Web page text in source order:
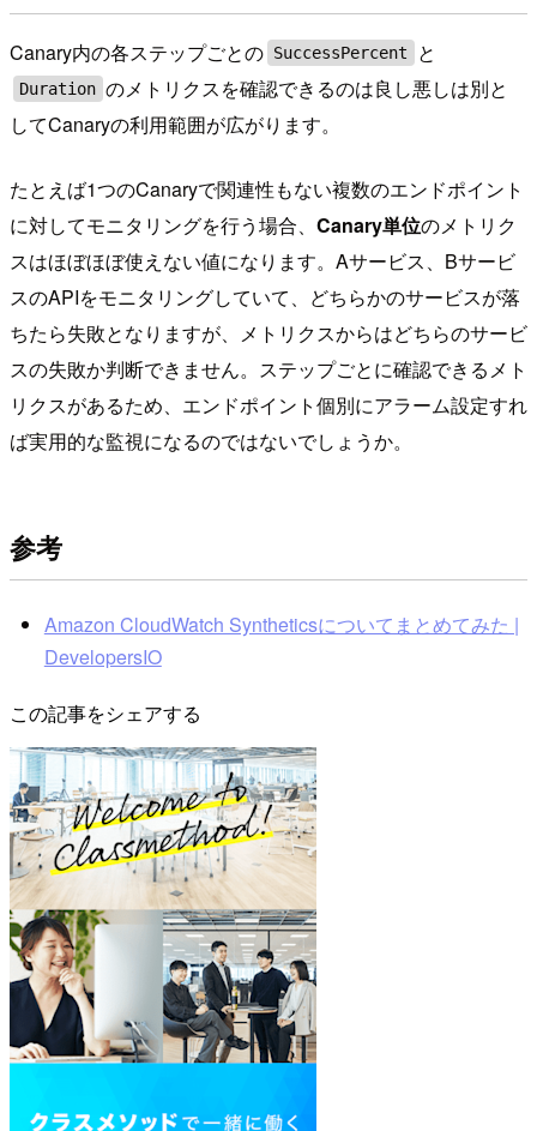
Canary内の各ステップごとの SuccessPercent と
Duration のメトリクスを確認できるのは良し悪しは別と
してCanaryの利用範囲が広がります。
たとえば1つのCanaryで関連性もない複数のエンドポイント
に対してモニタリングを行う場合、 Canary単位のメトリク
スはほぼほぼ使えない値になります。Aサービス、Bサービ
スのAPIをモニタリングしていて、どちらかのサービスが落
ちたら失敗となりますが、メトリクスからはどちらのサービ
スの失敗か判断できません。ステップごとに確認できるメト
リクスがあるため、エンドポイント個別にアラーム設定すれ
ば実用的な監視になるのではないでしょうか。
参考
Amazon CloudWatch Syntheticsについてまとめてみた |
DevelopersIO
この記事をシェアする